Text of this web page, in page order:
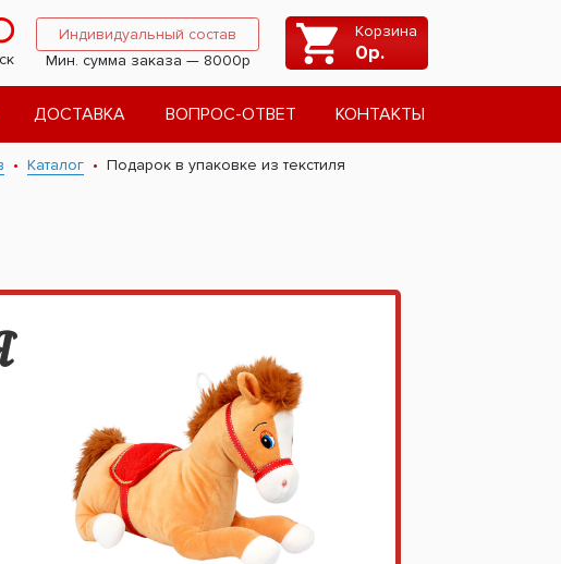
Индивидуальный состав
Мин. сумма заказа — 8000р
Корзина
0р.
ДОСТАВКА ВОПРОС-ОТВЕТ КОНТАКТЫ
Каталог Подарок в упаковке из текстиля